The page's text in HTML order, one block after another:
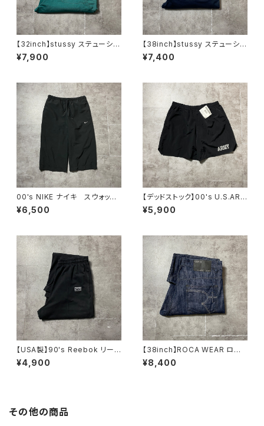
【32inch】stussy ステューシ
ー ジッパーフライ グリー
ン ダブルニー ワークパンツ
¥7,900
【38inch】stussy ステューシ
ー ジッパーフライ SSリン
ク 刺繍ロゴ ネイビー クロ
¥7,400
00's NIKE ナイキ スウォッシ
ュ 刺繍ロゴ クロップド丈
ブラック 黒 ナイロンショー
¥6,500
【デッドストック】00's U.S.ARM
Y アメリカ陸軍 ミリタリー ナ
イロンショーツ トレーニングパ
¥5,900
【USA製】90's Reebok リー
ボック ベクターロゴ ラベ
ル ブラック 薄手 スウェット
¥4,900
【38inch】ROCA WEAR ロカ
ウェア ジッパーフライ 濃
紺 バギーデニムパンツ ジー
¥8,400
その他の商品